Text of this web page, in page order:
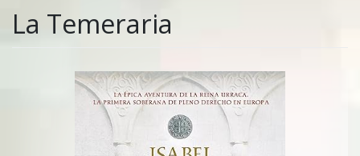
La Temeraria